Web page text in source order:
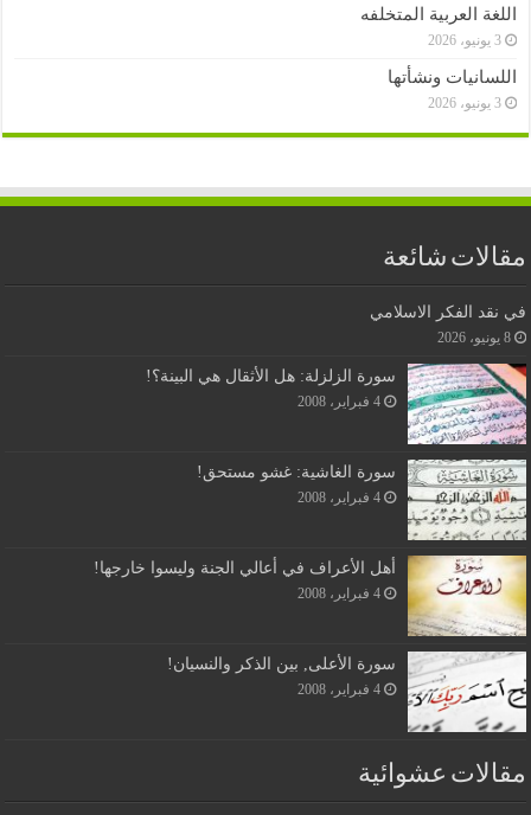
اللغة العربية المتخلفه
3 يونيو، 2026
اللسانيات ونشأتها
3 يونيو، 2026
مقالات شائعة
في نقد الفكر الاسلامي
8 يونيو، 2026
سورة الزلزلة: هل الأثقال هي البينة؟!
4 فبراير، 2008
سورة الغاشية: غشو مستحق!
4 فبراير، 2008
أهل الأعراف في أعالي الجنة وليسوا خارجها!
4 فبراير، 2008
سورة الأعلى, بين الذكر والنسيان!
4 فبراير، 2008
مقالات عشوائية